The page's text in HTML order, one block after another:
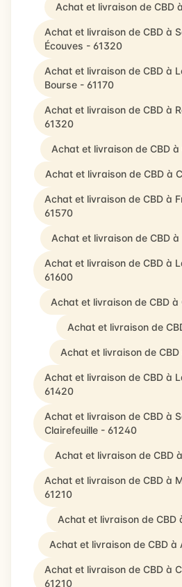
Achat et livraison de CBD
Achat et livraison de CBD à
Écouves - 61320
Achat et livraison de CBD à
Bourse - 61170
Achat et livraison de CBD à
61320
Achat et livraison de CBD
Achat et livraison de CBD à
Achat et livraison de CBD à
61570
Achat et livraison de CBD
Achat et livraison de CBD à
61600
Achat et livraison de CBD
Achat et livraison de
Achat et livraison de CBD
Achat et livraison de CBD à
61420
Achat et livraison de CBD à
Clairefeuille - 61240
Achat et livraison de CBD
Achat et livraison de CBD à
61210
Achat et livraison de CBD
Achat et livraison de CBD à
Achat et livraison de CBD à
61210